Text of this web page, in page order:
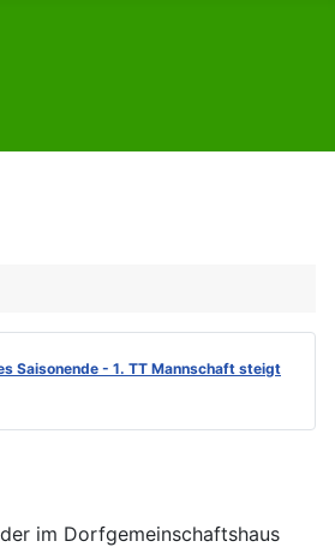
Saisonende - 1. TT Mannschaft steigt
im Dorfgemeinschaftshaus